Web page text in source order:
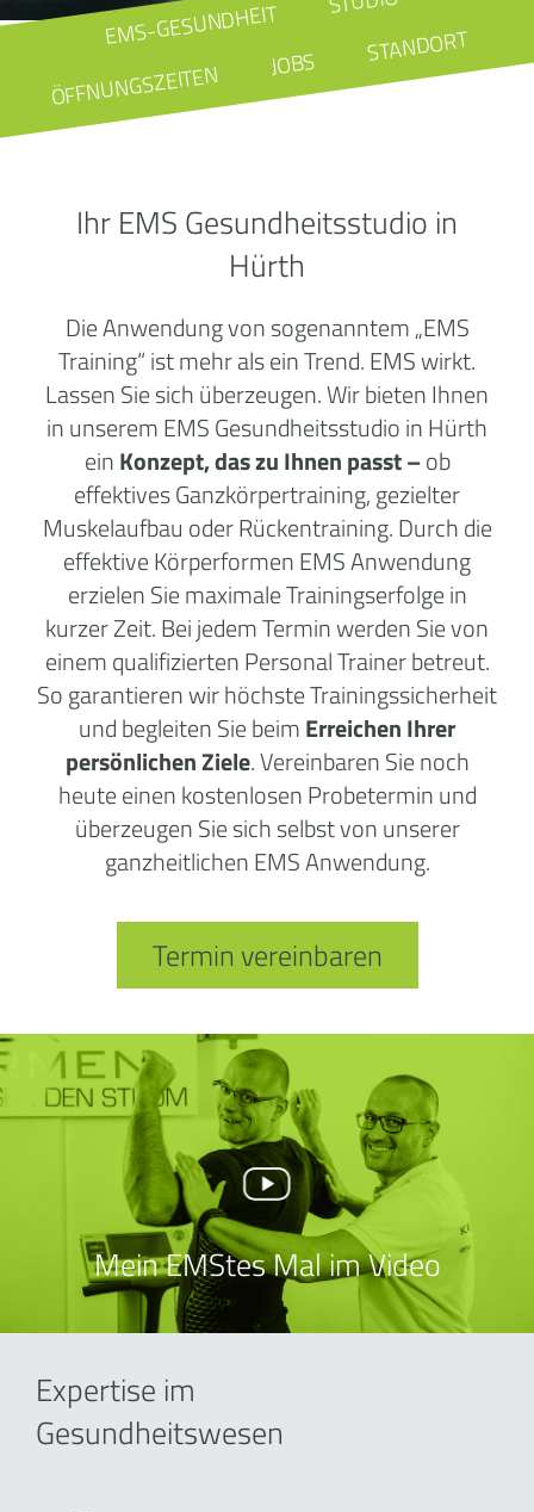
EMS-GESUNDHEIT
ÖFFNUNGSZEITEN JOBS STANDORT
Ihr EMS Gesundheitsstudio in
Hürth
Die Anwendung von sogenanntem „EMS
Training“ ist mehr als ein Trend. EMS wirkt.
Lassen Sie sich überzeugen. Wir bieten Ihnen
in unserem EMS Gesundheitsstudio in Hürth
einKonzept, das zu Ihnen passt –ob
effektives Ganzkörpertraining, gezielter
Muskelaufbau oder Rückentraining. Durch die
effektive Körperformen EMS Anwendung
erzielen Sie maximale Trainingserfolge in
kurzer Zeit. Bei jedem Termin werden Sie von
einem qualifizierten Personal Trainer betreut.
So garantieren wir höchste Trainingssicherheit
und begleiten Sie beimErreichen Ihrer
persönlichen Ziele. Vereinbaren Sie noch
heute einen kostenlosen Probetermin und
überzeugen Sie sich selbst von unserer
ganzheitlichen EMS Anwendung.
Termin vereinbaren
Mein EMStes Mal im Video
Expertise im
Gesundheitswesen